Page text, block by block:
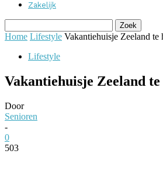
Zakelijk
Home Lifestyle Vakantiehuisje Zeeland te
Lifestyle
Vakantiehuisje Zeeland
Door
Senioren
-
0
503